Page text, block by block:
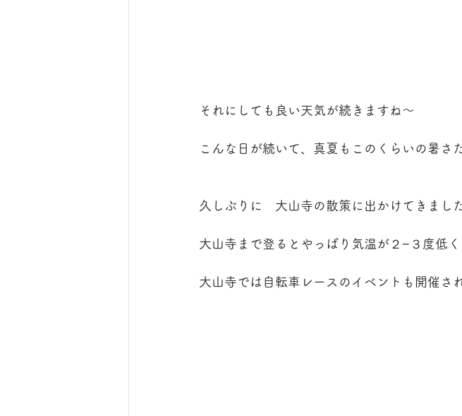
それにしても良い天気が続きますね〜
こんな日が続いて、真夏もこのくらいの暑さ
久しぶりに　大山寺の散策に出かけてきまし
大山寺まで登るとやっぱり気温が２−３度低
大山寺では自転車レースのイベントも開催さ